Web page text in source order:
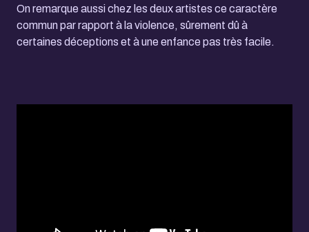
On remarque aussi chez les deux artistes ce caractère
commun par rapport à la violence, sûrement dû à
certaines déceptions et à une enfance pas très facile.